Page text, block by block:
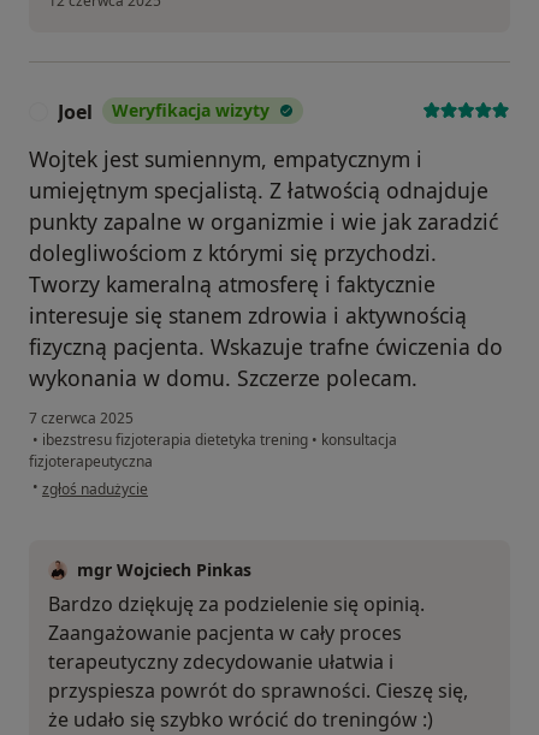
Joel Weryfikacja wizyty
Wojtek jest sumiennym, empatycznym i
umiejętnym specjalistą. Z łatwością odnajduje
punkty zapalne w organizmie i wie jak zaradzić
dolegliwościom z którymi się przychodzi.
Tworzy kameralną atmosferę i faktycznie
interesuje się stanem zdrowia i aktywnością
fizyczną pacjenta. Wskazuje trafne ćwiczenia do
wykonania w domu. Szczerze polecam.
7 czerwca 2025
• ibezstresu fizjoterapia dietetyka trening • konsultacja
fizjoterapeutyczna
• w opinii użytkownika Joel
zgłoś nadużycie
mgr Wojciech Pinkas
Bardzo dziękuję za podzielenie się opinią.
Zaangażowanie pacjenta w cały proces
terapeutyczny zdecydowanie ułatwia i
przyspiesza powrót do sprawności. Cieszę się,
że udało się szybko wrócić do treningów :)